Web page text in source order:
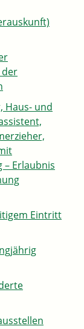
der
Haus- und
Erlaubnis
Eintritt